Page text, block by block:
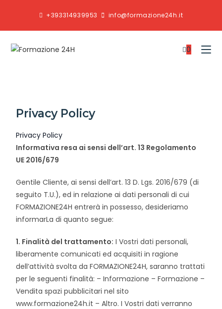
+393314939953 info@formazione24h.it
0
Privacy Policy
Privacy Policy
Informativa resa ai sensi dell’art. 13 Regolamento
UE 2016/679
Gentile Cliente, ai sensi dell’art. 13 D. Lgs. 2016/679 (di
seguito T.U.), ed in relazione ai dati personali di cui
FORMAZIONE24H entrerà in possesso, desideriamo
informarLa di quanto segue:
1. Finalità del trattamento: I Vostri dati personali,
liberamente comunicati ed acquisiti in ragione
dell’attività svolta da FORMAZIONE24H, saranno trattati
per le seguenti finalità: – Informazione – Formazione –
Vendita spazi pubblicitari nel sito
www.formazione24h.it – Altro. I Vostri dati verranno